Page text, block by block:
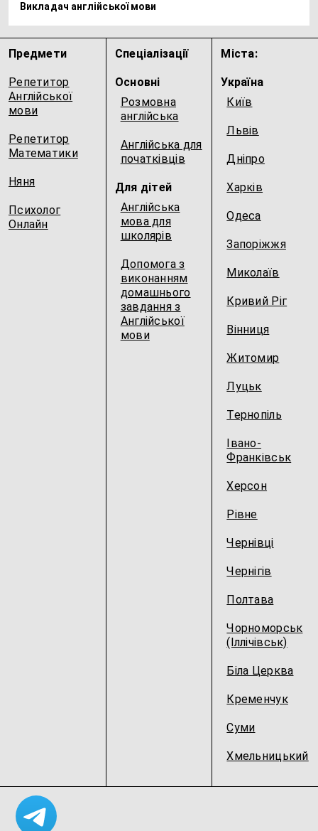
Викладач англійської мови
Предмети
Репетитор
Англійської
мови
Репетитор
Математики
Няня
Психолог
Онлайн
Спеціалізації
Основні
Розмовна
англійська
Англійська для
початківців
Для дітей
Англійська
мова для
школярів
Допомога з
виконанням
домашнього
завдання з
Англійської
мови
Міста:
Україна
Київ
Львів
Дніпро
Харків
Одеса
Запоріжжя
Миколаїв
Кривий Ріг
Вінниця
Житомир
Луцьк
Тернопіль
Івано-
Франківськ
Херсон
Рівне
Чернівці
Чернігів
Полтава
Чорноморськ
(Іллічівськ)
Біла Церква
Кременчук
Суми
Хмельницький